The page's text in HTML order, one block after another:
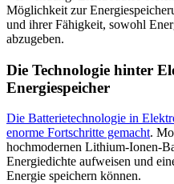
Möglichkeit zur
und ihrer Fähigkeit, sowohl
abzugeben.
Die Technologie hinter
Energiespeicher
Die Batterietechnologie in
enorme Fortschritte gemacht.
hochmodernen Lithium-Ionen-
Energiedichte aufweisen und
Energie speichern können.